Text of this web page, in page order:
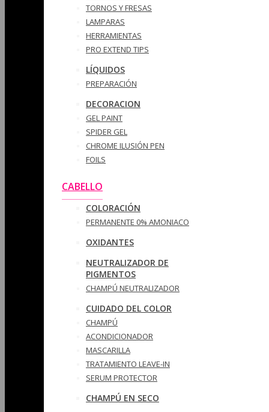
TORNOS Y FRESAS
LAMPARAS
HERRAMIENTAS
PRO EXTEND TIPS
LÍQUIDOS
PREPARACIÓN
DECORACION
GEL PAINT
SPIDER GEL
CHROME ILUSIÓN PEN
FOILS
CABELLO
COLORACIÓN
PERMANENTE 0% AMONIACO
OXIDANTES
NEUTRALIZADOR DE
PIGMENTOS
CHAMPÚ NEUTRALIZADOR
CUIDADO DEL COLOR
CHAMPÚ
ACONDICIONADOR
MASCARILLA
TRATAMIENTO LEAVE-IN
SERUM PROTECTOR
CHAMPÚ EN SECO